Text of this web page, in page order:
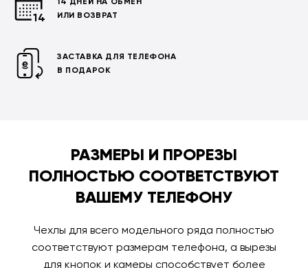
ИЛИ ВОЗВРАТ
ЗАСТАВКА ДЛЯ ТЕЛЕФОНА
В ПОДАРОК
РАЗМЕРЫ И ПРОРЕЗЫ
ПОЛНОСТЬЮ СООТВЕТСТВУЮТ
ВАШЕМУ ТЕЛЕФОНУ
Чехлы для всего модельного ряда полностью
соответствуют размерам телефона, а вырезы
для кнопок и камеры способствует более